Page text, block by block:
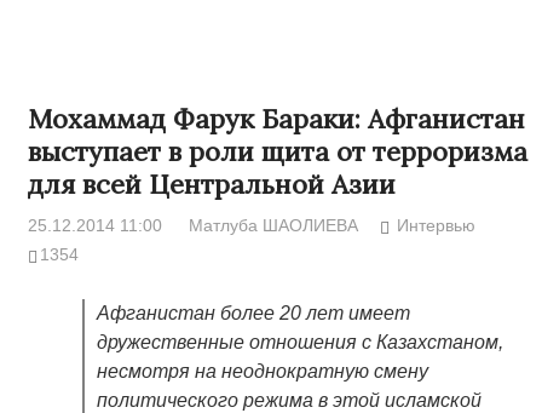
Мохаммад Фарук Бараки: Афганистан
выступает в роли щита от терроризма
для всей Центральной Азии
25.12.2014 11:00 Матлуба ШАОЛИЕВА
Интервью
1354
Афганистан более 20 лет имеет
дружественные отношения с Казахстаном,
несмотря на неоднократную смену
политического режима в этой исламской